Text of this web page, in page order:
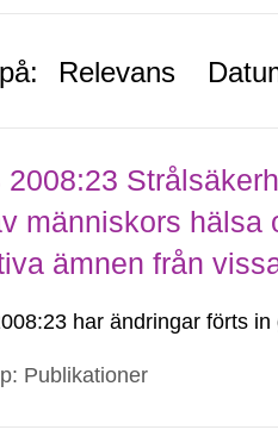
Relevans
2008:23
människors hälsa
ämnen från
har ändringar förts
Publikationer